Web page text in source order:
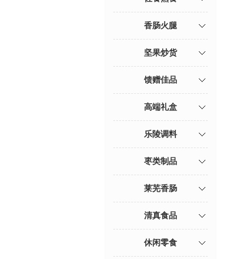
香肠火腿
坚果炒货
馈赠佳品
高端礼盒
乐陵调料
枣类制品
莱芜香肠
清真食品
休闲零食